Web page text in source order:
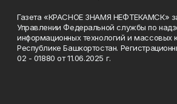
Газета «КРАСНОЕ ЗНАМЯ НЕФТЕКАМСК»
Управлении Федеральной службы по
информационных технологий и массовых
Республике Башкортостан.
02 - 01880 от 11.06.2025 г.